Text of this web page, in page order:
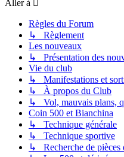
Aller à
Règles du Forum
↳ Règlement
Les nouveaux
↳ Présentation des
Vie du club
↳ Manifestations et
↳ À propos du Club
↳ Vol, mauvais plans,
Coin 500 et Bianchina
↳ Technique générale
↳ Technique sportive
↳ Recherche de pièces